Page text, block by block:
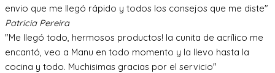
envio que me llegó rápido y todos los consejos que me diste"
Patricia Pereira
"Me llegó todo, hermosos productos! la cunita de acrílico me
encantó, veo a Manu en todo momento y la llevo hasta la
cocina y todo. Muchisimas gracias por el servicio"